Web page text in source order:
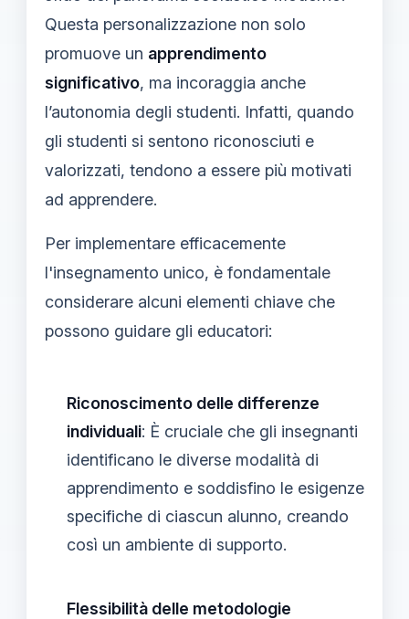
Questa personalizzazione non solo
promuove un apprendimento
significativo, ma incoraggia anche
l’autonomia degli studenti. Infatti, quando
gli studenti si sentono riconosciuti e
valorizzati, tendono a essere più motivati
ad apprendere.
Per implementare efficacemente
l'insegnamento unico, è fondamentale
considerare alcuni elementi chiave che
possono guidare gli educatori:
Riconoscimento delle differenze
individuali: È cruciale che gli insegnanti
identificano le diverse modalità di
apprendimento e soddisfino le esigenze
specifiche di ciascun alunno, creando
così un ambiente di supporto.
Flessibilità delle metodologie